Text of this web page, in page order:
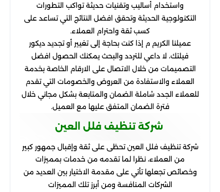
واستخدام أساليب وتقنيات حديثة تواكب التطورات
التكنولوجية الحديثة وتحقق افضل النتائج التي تساعد على
كسب ثقة واحترام العملاء.
عميلنا الكريم م إذا كنت بحاجة إلى تغيير أو تجديد ديكور
فيلتك، لا داعي للتردد والبحث يمكنك الحصول افضل
التصميمات من خلال الاتصال على الارقام الخاصة بخدمة
العملاء والاستفادة من العروض والخصومات التي تقدم
للعملاء الجدد شاملة الضمان والمتابعة بشكل مجاني خلال
فترة الضمان المتفق عليها مع العميل.
شركة تنظيف فلل العين
شركة تنظيف فلل العين تحظى على ثقة وإقبال جمهور كبير
من العملاء، نظرا لما تقدمه من خدمات بمميزات
وخصائص تجعلها تأتي على مقدمة الاختيار بين العديد من
الشركات المنافسة ومن أبرز تلك المميزات